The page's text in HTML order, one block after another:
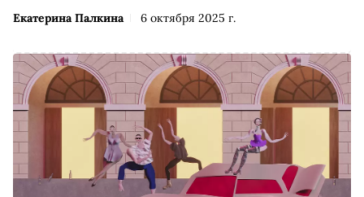
Екатерина Палкина 6 октября 2025 г.